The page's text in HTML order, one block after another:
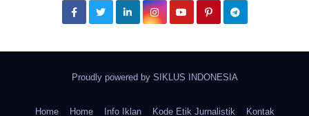
Proudly powered by SIKLUS INDONESIA
Home Home Info Iklan Kode Etik Jurnalistik Kontak